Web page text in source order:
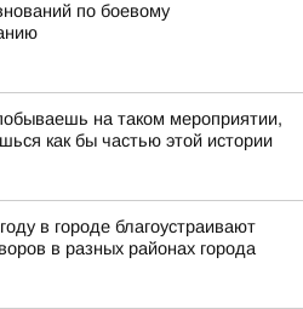
по боевому
на таком мероприятии,
как бы частью этой истории
в городе благоустраивают
в разных районах города